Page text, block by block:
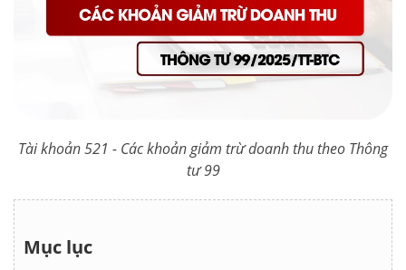
Tài khoản 521 - Các khoản giảm trừ doanh thu theo Thông
tư 99
Mục lục